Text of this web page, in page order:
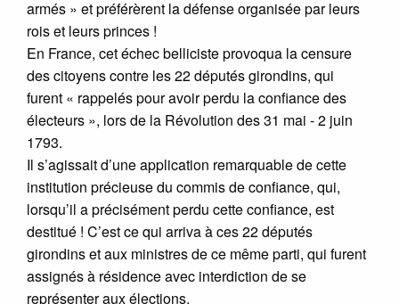
armés » et préférèrent la défense organisée par leurs
rois et leurs princes !
En France, cet échec belliciste provoqua la censure
des citoyens contre les 22 députés girondins, qui
furent « rappelés pour avoir perdu la confiance des
électeurs », lors de la Révolution des 31 mai - 2 juin
1793.
Il s’agissait d’une application remarquable de cette
institution précieuse du commis de confiance, qui,
lorsqu’il a précisément perdu cette confiance, est
destitué ! C’est ce qui arriva à ces 22 députés
girondins et aux ministres de ce même parti, qui furent
assignés à résidence avec interdiction de se
représenter aux élections.